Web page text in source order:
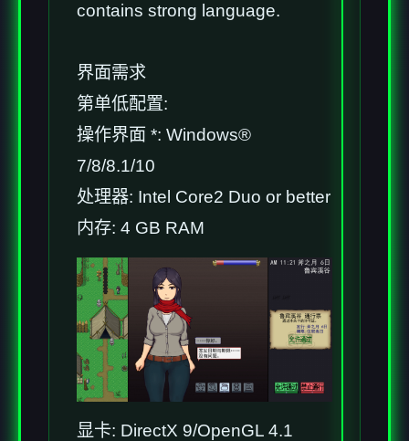
contains strong language.
界面需求
第单低配置:
操作界面 *: Windows®
7/8/8.1/10
处理器: Intel Core2 Duo or better
内存: 4 GB RAM
显卡: DirectX 9/OpenGL 4.1